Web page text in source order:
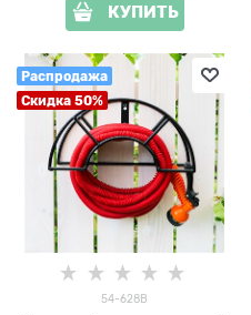
КУПИТЬ
Распродажа
Скидка 50%
54-628B